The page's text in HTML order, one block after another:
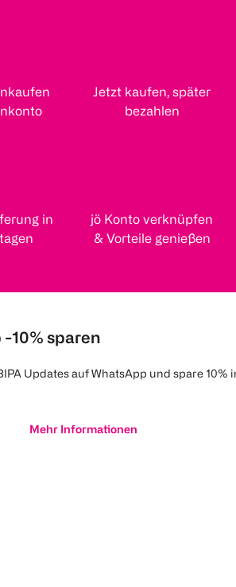
Jetzt kaufen, später
bezahlen
in
jö Konto verknüpfen
& Vorteile genießen
10% sparen
Updates auf WhatsApp und spare 10%
Mehr Informationen